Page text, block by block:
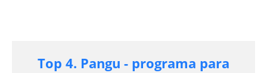
Top 4. Pangu - programa para